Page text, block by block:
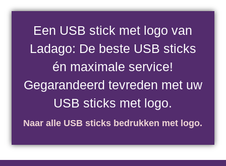
Een USB stick met logo van
Ladago: De beste USB sticks
én maximale service!
Gegarandeerd tevreden met uw
USB sticks met logo.
Naar alle USB sticks bedrukken met logo.